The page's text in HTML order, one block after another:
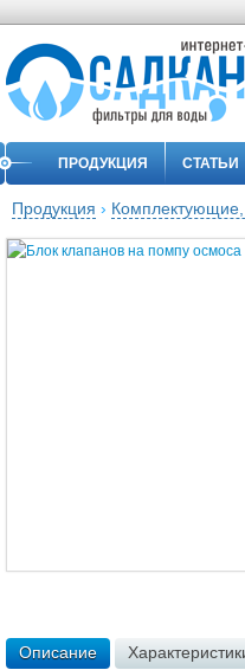
ПРОДУКЦИЯ СТАТЬИ
Продукция ›
Описание